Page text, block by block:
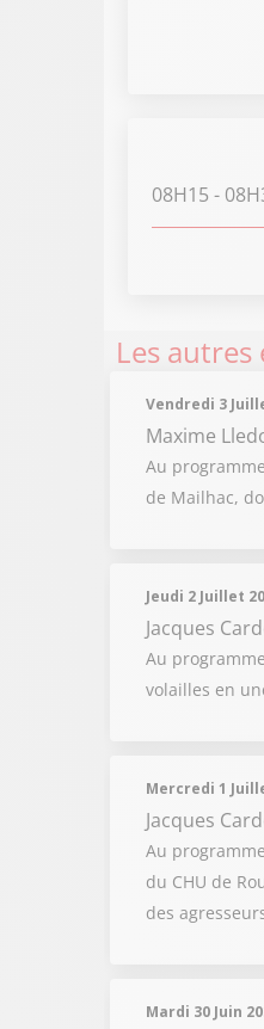
08H15 -
Les autres
Vendredi 3
Maxime
Au
de Mailhac,
Jeudi 2 Juillet
Jacques
Au
volailles en
Mercredi 1
Jacques
Au
du CHU de
des
Mardi 30 Juin